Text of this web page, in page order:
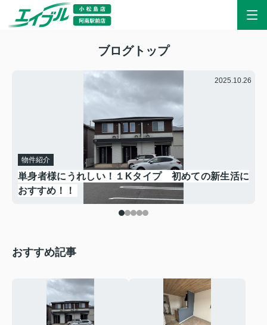
ブログトップ
2025.10.26
物件紹介
単身者様にうれしい！１Kタイプ 初めての新生活に
おすすめ！！
おすすめ記事